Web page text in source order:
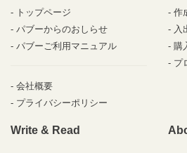
トップページ
パブーからのおしらせ
パブーご利用マニュアル
会社概要
プライバシーポリシー
作
入
購
プ
Write & Read